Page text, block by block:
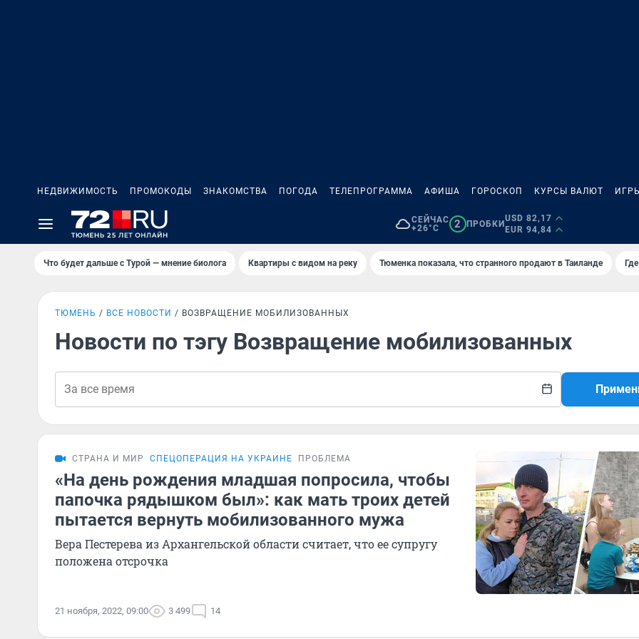
НЕДВИЖИМОСТЬ ПРОМОКОДЫ ЗНАКОМСТВА ПОГОДА ТЕЛЕПРОГРАММА АФИША ГОРОСКОП КУРСЫ ВАЛЮТ
СЕЙЧАС
+26°C
2 ПРОБКИ
USD 82,17
EUR 94,84
Что будет дальше с Турой — мнение биолога Квартиры с видом на реку Тюменка показала, что странного продают в Таиланде
ТЮМЕНЬ ВСЕ НОВОСТИ ВОЗВРАЩЕНИЕ МОБИЛИЗОВАННЫХ
Новости по тэгу Возвращение мобилизованных
СТРАНА И МИР СПЕЦОПЕРАЦИЯ НА УКРАИНЕ ПРОБЛЕМА
«На день рождения младшая попросила, чтобы
папочка рядышком был»: как мать троих детей
пытается вернуть мобилизованного мужа
Вера Пестерева из Архангельской области считает, что ее супругу
положена отсрочка
21 ноября, 2022, 09:00 3 499 14